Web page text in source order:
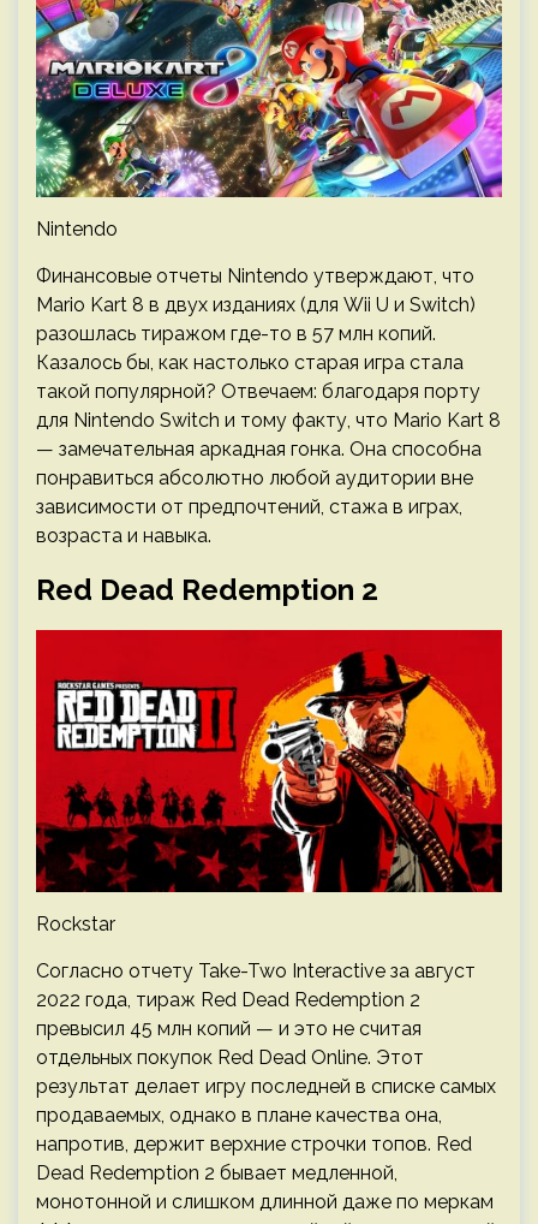
Nintendo
Финансовые отчеты Nintendo утверждают, что
Mario Kart 8 в двух изданиях (для Wii U и Switch)
разошлась тиражом где-то в 57 млн копий.
Казалось бы, как настолько старая игра стала
такой популярной? Отвечаем: благодаря порту
для Nintendo Switch и тому факту, что Mario Kart 8
— замечательная аркадная гонка. Она способна
понравиться абсолютно любой аудитории вне
зависимости от предпочтений, стажа в играх,
возраста и навыка.
Red Dead Redemption 2
Rockstar
Согласно отчету Take-Two Interactive за август
2022 года, тираж Red Dead Redemption 2
превысил 45 млн копий — и это не считая
отдельных покупок Red Dead Online. Этот
результат делает игру последней в списке самых
продаваемых, однако в плане качества она,
напротив, держит верхние строчки топов. Red
Dead Redemption 2 бывает медленной,
монотонной и слишком длинной даже по меркам